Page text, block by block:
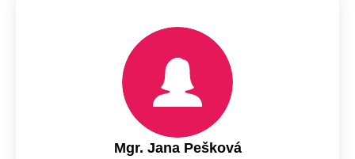
Mgr. Jana Pešková